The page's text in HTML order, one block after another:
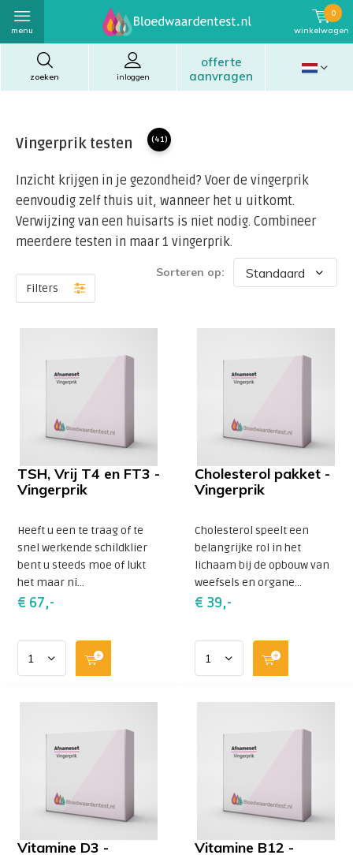
zoeken
offerte
aanvragen
inloggen
menu winkelwagen
0
Vingerprik testen (41)
Inzicht krijgen in je gezondheid? Voer de vingerprik
eenvoudig zelf thuis uit, wanneer het u uitkomt.
Verwijzing van een huisarts is niet nodig. Combineer
meerdere testen in maar 1 vingerprik.
Filters
Sorteren op:
TSH, Vrij T4 en FT3 -
Vingerprik
Heeft u een te traag of te
snel werkende schildklier
bent u steeds moe of lukt
het maar ni...
€ 67,-
Cholesterol pakket -
Vingerprik
Cholesterol speelt een
belangrijke rol in het
lichaam bij de opbouw van
weefsels en organe...
€ 39,-
Vitamine D3 -
Vitamine B12 -